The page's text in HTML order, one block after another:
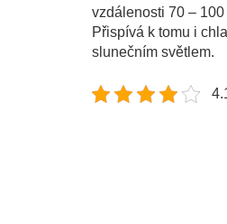
vzdálenosti 70 –
Přispívá k tomu i
slunečním světlem.